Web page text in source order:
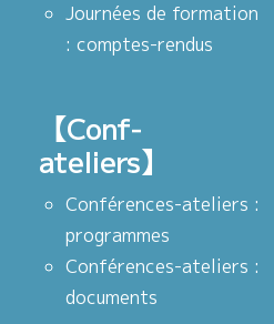
Journées de formation
: comptes-rendus
【Conf-
ateliers】
Conférences-ateliers :
programmes
Conférences-ateliers :
documents